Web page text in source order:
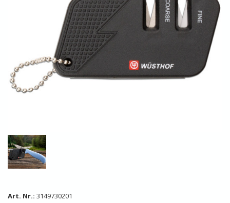
Art. Nr.: 3149730201